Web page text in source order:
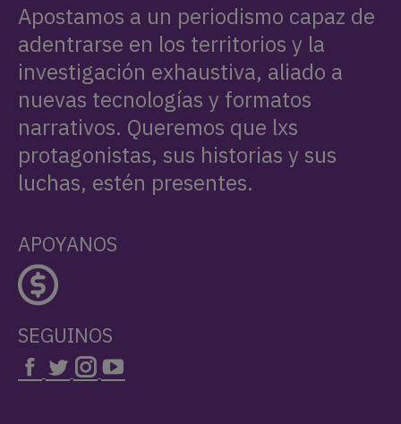
Apostamos a un periodismo capaz de
adentrarse en los territorios y la
investigación exhaustiva, aliado a
nuevas tecnologías y formatos
narrativos. Queremos que lxs
protagonistas, sus historias y sus
luchas, estén presentes.
APOYANOS
SEGUINOS